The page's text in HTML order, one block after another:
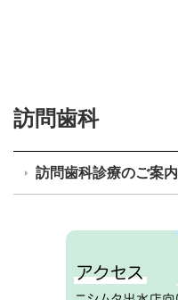
訪問歯科
訪問歯科診療のご案内